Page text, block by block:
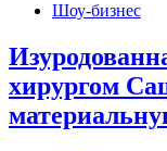
Шоу-бизнес
хирургом